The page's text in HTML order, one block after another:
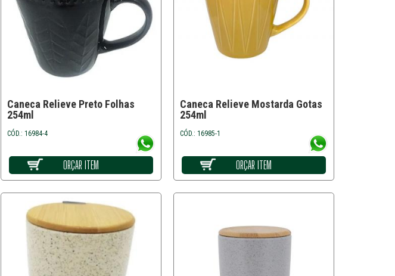
Caneca Relieve Preto Folhas
254ml
CÓD.: 16984-4
ORÇAR ITEM
Caneca Relieve Mostarda Gotas
254ml
CÓD.: 16985-1
ORÇAR ITEM